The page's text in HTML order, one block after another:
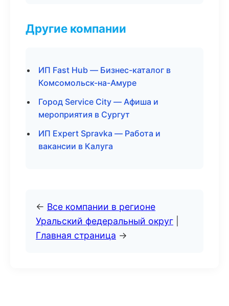
Другие компании
ИП Fast Hub — Бизнес-каталог в
Комсомольск-на-Амуре
Город Service City — Афиша и
мероприятия в Сургут
ИП Expert Spravka — Работа и
вакансии в Калуга
← Все компании в регионе
Уральский федеральный округ
Главная страница →